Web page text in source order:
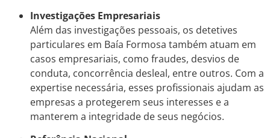
Investigações Empresariais
Além das investigações pessoais, os detetives
particulares em Baía Formosa também atuam em
casos empresariais, como fraudes, desvios de
conduta, concorrência desleal, entre outros. Com a
expertise necessária, esses profissionais ajudam as
empresas a protegerem seus interesses e a
manterem a integridade de seus negócios.